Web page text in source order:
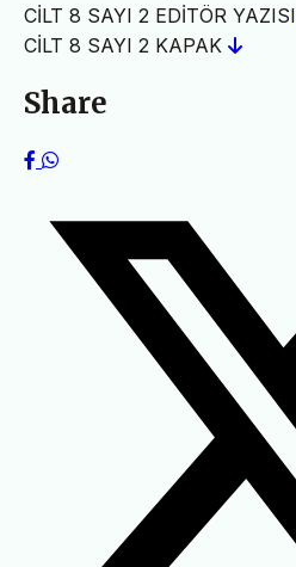
CİLT 8 SAYI 2 EDİTÖR YAZISI
CİLT 8 SAYI 2 KAPAK
Share